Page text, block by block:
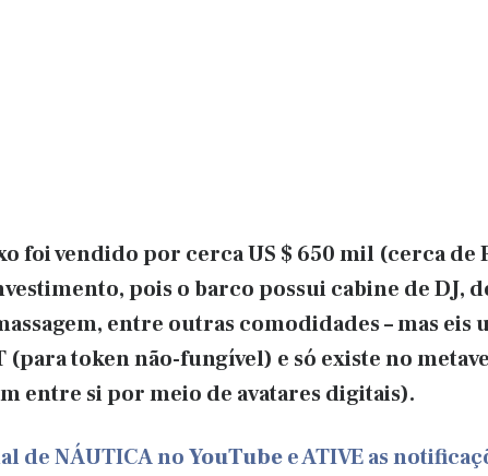
foi vendido por cerca US $ 650 mil (cerca de
pois o barco possui cabine de DJ,
entre outras comodidades – mas
(para token não-fungível) e só existe no
entre si por meio de avatares digitais).
de NÁUTICA noYouTubee ATIVE as